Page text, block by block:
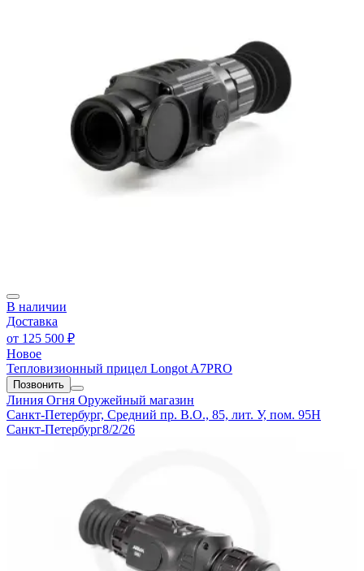
В наличии
Доставка
от 125 500 ₽
Новое
Тепловизионный прицел Longot A7PRO
Позвонить
Линия Огня Оружейный магазин
Санкт-Петербург, Средний пр. В.О., 85, лит. У, пом. 95Н
Санкт-Петербург8/2/26